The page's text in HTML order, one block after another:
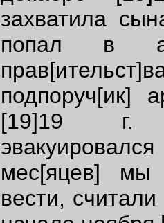
захватила
попал в
подпоруч[ик]
[19]19 г.
мес[яцев]
вести,